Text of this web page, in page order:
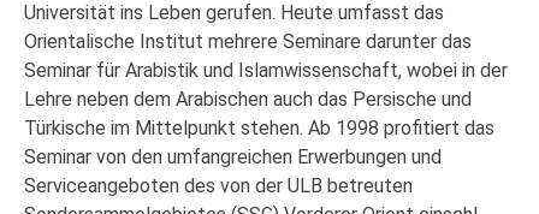
Universität ins Leben gerufen. Heute umfasst das
Orientalische Institut mehrere Seminare darunter das
Seminar für Arabistik und Islamwissenschaft, wobei in der
Lehre neben dem Arabischen auch das Persische und
Türkische im Mittelpunkt stehen. Ab 1998 profitiert das
Seminar von den umfangreichen Erwerbungen und
Serviceangeboten des von der ULB betreuten